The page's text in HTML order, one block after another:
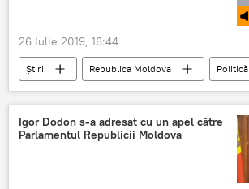
26 Iulie 2019, 16:44
Știri Republica Moldova
Politică
Podcasturi
Podcasturi
Ministerul justiției
reformare
procuratură
Igor Dodon s-a adresat cu un apel către
Parlamentul Republicii Moldova